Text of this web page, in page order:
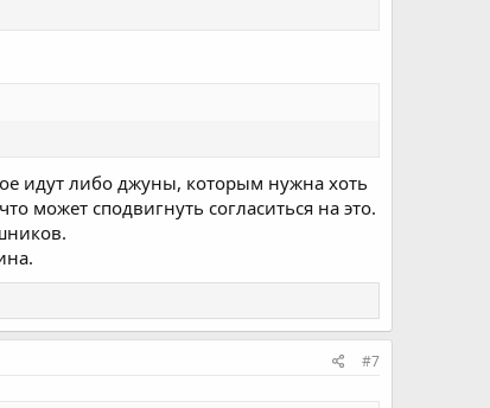
идут либо джуны, которым нужна хоть
может сподвигнуть согласиться на это.
#7